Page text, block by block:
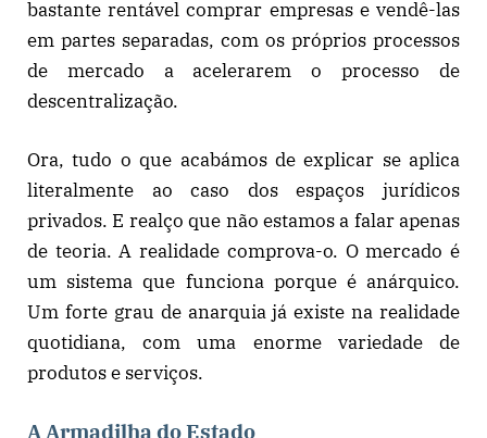
bastante rentável comprar empresas e vendê-las
em partes separadas, com os próprios processos
de mercado a acelerarem o processo de
descentralização.
Ora, tudo o que acabámos de explicar se aplica
literalmente ao caso dos espaços jurídicos
privados. E realço que não estamos a falar apenas
de teoria. A realidade comprova-o. O mercado é
um sistema que funciona porque é anárquico.
Um forte grau de anarquia já existe na realidade
quotidiana, com uma enorme variedade de
produtos e serviços.
A Armadilha do Estado